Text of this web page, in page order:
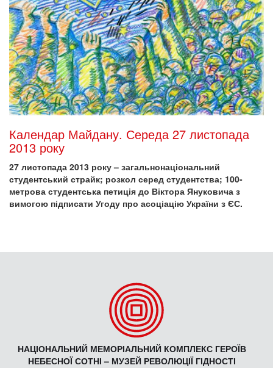
Календар Майдану. Середа 27 листопада
2013 року
27 листопада 2013 року – загальнонаціональний
студентський страйк; розкол серед студентства; 100-
метрова студентська петиція до Віктора Януковича з
вимогою підписати Угоду про асоціацію України з ЄС.
НАЦІОНАЛЬНИЙ МЕМОРІАЛЬНИЙ КОМПЛЕКС ГЕРОЇВ
НЕБЕСНОЇ СОТНІ – МУЗЕЙ РЕВОЛЮЦІЇ ГІДНОСТІ